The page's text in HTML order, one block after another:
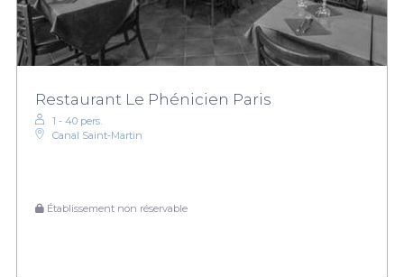
Restaurant Le Phénicien Paris
1 - 40 pers.
Canal Saint-Martin
Établissement non réservable